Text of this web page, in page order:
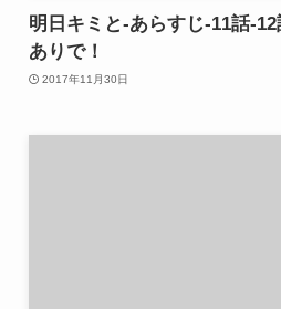
明日キミと-あらすじ-11話-
ありで！
2017年11月30日